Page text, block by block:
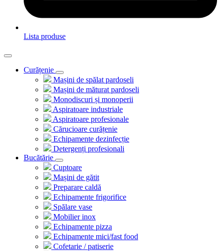
Lista produse
Curățenie
Mașini de spălat pardoseli
Mașini de măturat pardoseli
Monodiscuri și monoperii
Aspiratoare industriale
Aspiratoare profesionale
Cărucioare curățenie
Echipamente dezinfecție
Detergenți profesionali
Bucătărie
Cuptoare
Mașini de gătit
Preparare caldă
Echipamente frigorifice
Spălare vase
Mobilier inox
Echipamente pizza
Echipamente mici/fast food
Cofetarie / patiserie